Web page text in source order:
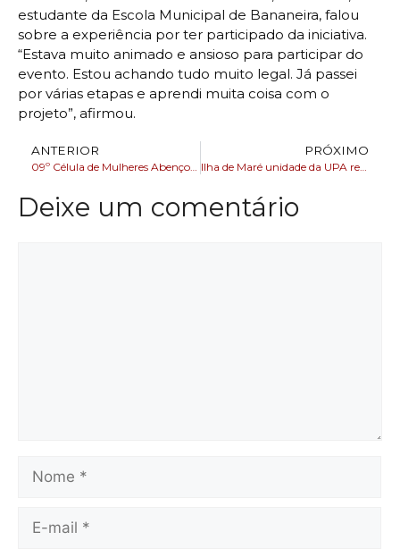
estudante da Escola Municipal de Bananeira, falou
sobre a experiência por ter participado da iniciativa.
“Estava muito animado e ansioso para participar do
evento. Estou achando tudo muito legal. Já passei
por várias etapas e aprendi muita coisa com o
projeto”, afirmou.
ANTERIOR
09º Célula de Mulheres Abençoadas realizou confraternização no Palacete Tira-Chapéu
PRÓXIMO
Ilha de Maré unidade da UPA realizou mais de 3 mil atendimentos a pessoas desde a inauguração
Deixe um comentário